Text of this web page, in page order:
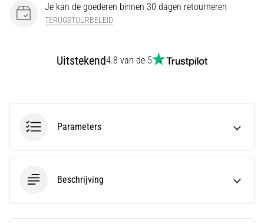
bekend
als
bandsyndroom
veelvoorkomend
Toon
artikelen
Je kan de goederen binnen 30 dagen retourneren
TERUGSTUURBELEID
Uitstekend4.8 van de 5
Parameters
Beschrijving